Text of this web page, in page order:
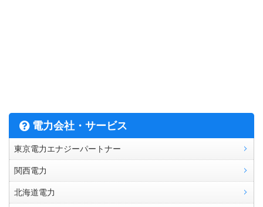
電力会社・サービス
東京電力エナジーパートナー
関西電力
北海道電力